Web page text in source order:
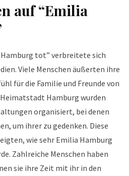
auf “Emilia
tot” verbreitete sich
Viele Menschen äußerten ihre
für die Familie und Freunde von
Hamburg wurden
organisiert, bei denen
um ihrer zu gedenken. Diese
wie sehr Emilia Hamburg
Zahlreiche Menschen haben
sie ihre Zeit mit ihr in den